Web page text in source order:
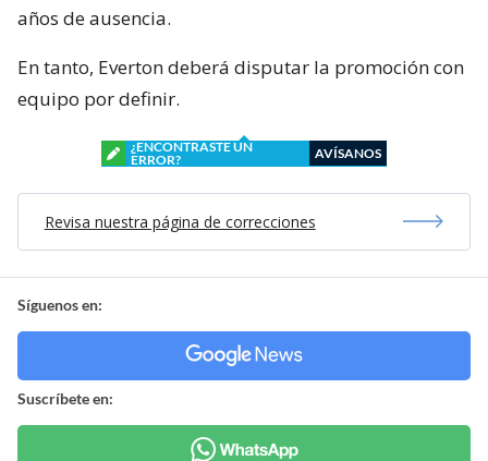
años de ausencia.
En tanto, Everton deberá disputar la promoción con
equipo por definir.
¿ENCONTRASTE UN
ERROR?
AVÍSANOS
Revisa nuestra página de correcciones
Síguenos en:
Suscríbete en: